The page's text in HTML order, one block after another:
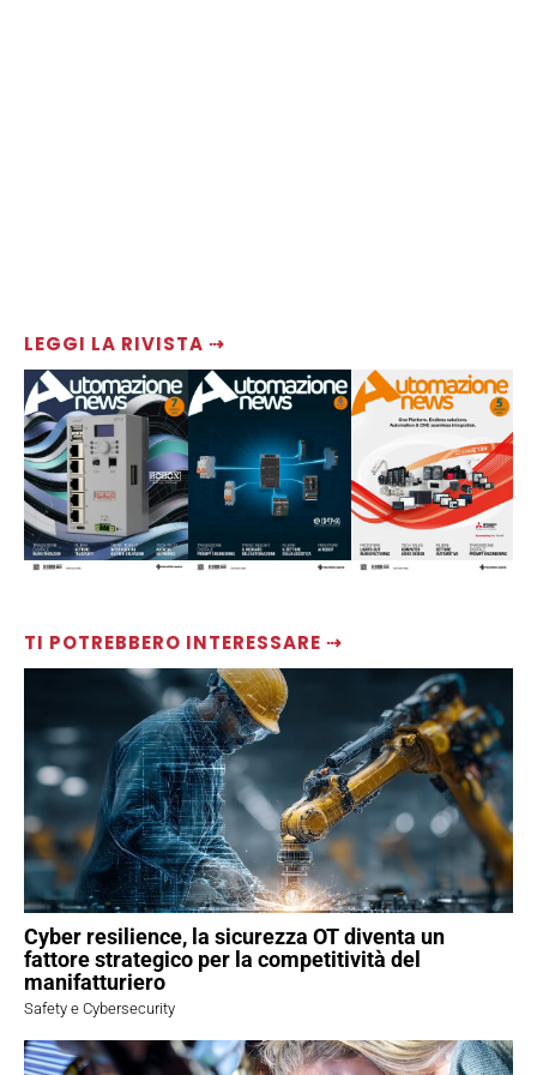
LEGGI LA RIVISTA ⇢
TI POTREBBERO INTERESSARE ⇢
Cyber resilience, la sicurezza OT diventa un
fattore strategico per la competitività del
manifatturiero
Safety e Cybersecurity